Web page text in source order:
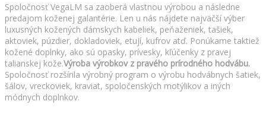
Spoločnosť VegaLM sa zaoberá vlastnou výrobou a následne
predajom koženej galantérie. Len u nás nájdete najväčší výber
luxusných kožených dámskych kabeliek, peňaženiek, tašiek,
aktoviek, púzdier, dokladoviek, etují, kufrov atď. Ponúkame taktiež
kožené doplnky, ako sú opasky, prívesky, kľúčenky z pravej
talianskej kože.Výroba výrobkov z pravého prírodného hodvábu.
Spoločnosť rozšírila výrobný program o výrobu hodvábnych šatiek,
šálov, vreckoviek, kraviat, spoločenských motýlikov a iných
módnych doplnkov.